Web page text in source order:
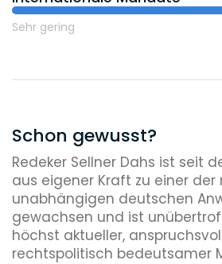
Dieselverfahren,
Sehr gering
Schon gewusst?
Redeker Sellner Dahs ist seit
aus eigener Kraft zu einer
unabhängigen deutschen
gewachsen und ist
höchst aktueller,
rechtspolitisch bedeutsamer